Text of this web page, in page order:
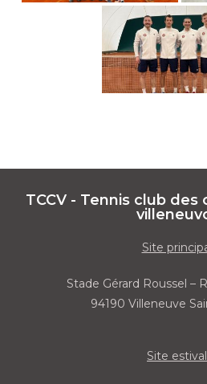
TCCV - Tennis club
Site
Stade Gérard Roussel –
94190 Villeneuve
Site